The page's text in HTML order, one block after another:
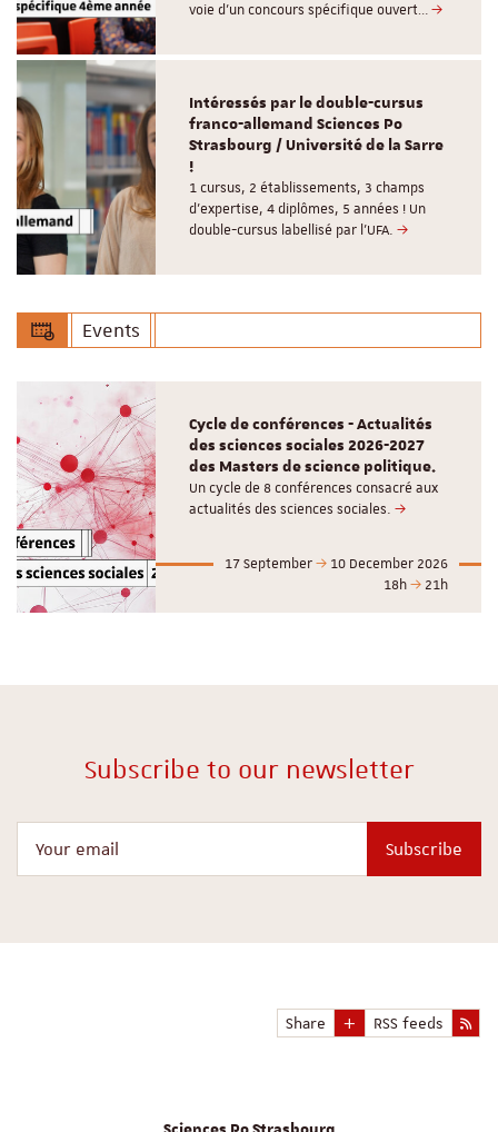
voie d’un concours spécifique ouvert…
Intéressés par le double-cursus
franco-allemand Sciences Po
Strasbourg / Université de la Sarre
!
1 cursus, 2 établissements, 3 champs
d’expertise, 4 diplômes, 5 années ! Un
double-cursus labellisé par l'UFA.
Events
Cycle de conférences - Actualités
des sciences sociales 2026-2027
des Masters de science politique.
Un cycle de 8 conférences consacré aux
actualités des sciences sociales.
17 September
10 December 2026
18h
21h
Subscribe to our newsletter
Subscribe
Share RSS feeds